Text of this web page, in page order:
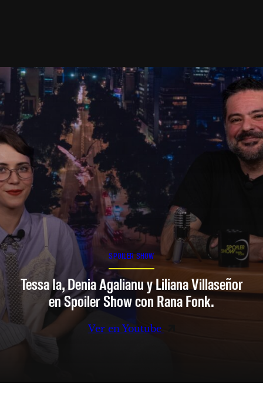
SPOILER SHOW
Tessa Ia, Denia Agalianu y Liliana Villaseñor
en Spoiler Show con Rana Fonk.
Ver en Youtube